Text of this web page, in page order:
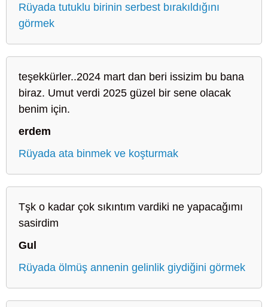
Rüyada tutuklu birinin serbest bırakıldığını
görmek
teşekkürler..2024 mart dan beri issizim bu bana
biraz. Umut verdi 2025 güzel bir sene olacak
benim için.
erdem
Rüyada ata binmek ve koşturmak
Tşk o kadar çok sıkıntım vardiki ne yapacağımı
sasirdim
Gul
Rüyada ölmüş annenin gelinlik giydiğini görmek